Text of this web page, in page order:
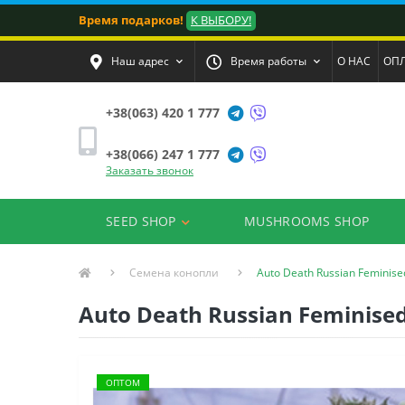
Время подарков! К ВЫБОРУ!
Наш адрес Время работы О НАС
+38(063) 420 1 777
+38(066) 247 1 777
Заказать звонок
SEED SHOP MUSHROOMS SHOP
Семена конопли Auto Death Russian
Auto Death Russian
ОПТОМ